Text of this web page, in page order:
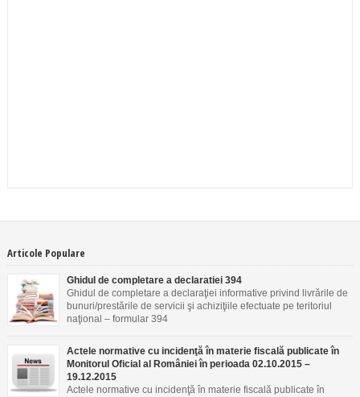
Articole Populare
Ghidul de completare a declaratiei 394
Ghidul de completare a declaraţiei informative privind livrările de
bunuri/prestările de servicii şi achiziţiile efectuate pe teritoriul
naţional – formular 394
Actele normative cu incidenţă în materie fiscală publicate în
Monitorul Oficial al României în perioada 02.10.2015 –
19.12.2015
Actele normative cu incidenţă în materie fiscală publicate în